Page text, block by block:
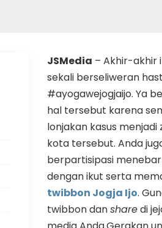
JSMedia – Akhir-akhir
sekali berseliweran
#ayogawejogjaijo. Ya
hal tersebut karena
lonjakan kasus
kota tersebut. Anda
berpartisipasi
dengan ikut serta
twibbon Jogja Ijo.
twibbon dansharedi